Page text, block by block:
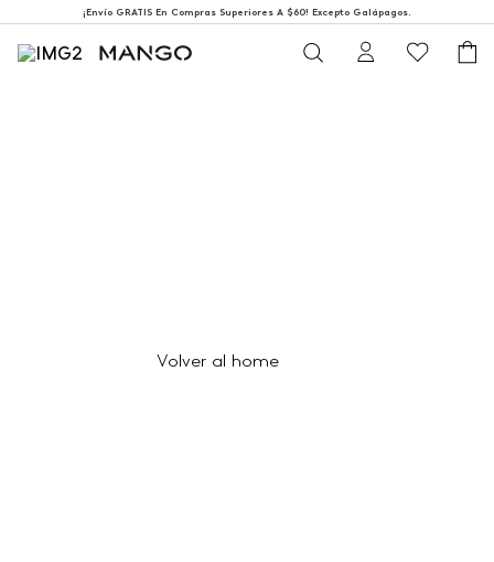
¡Envío GRATIS En Compras Superiores A $60! Excepto Galápagos.
Volver al home